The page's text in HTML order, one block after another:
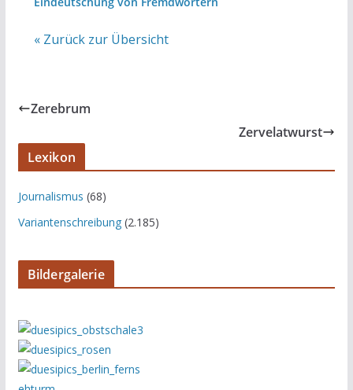
« Zurück zur Übersicht
Zerebrum
Zervelatwurst
Lexikon
Journalismus (68)
Variantenschreibung(2.185)
Bildergalerie